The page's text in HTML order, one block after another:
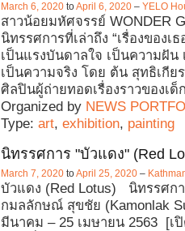
March 6, 2020 toApril 6, 2020 – YELO
สาวน้อยมหัศจรรย์ WONDER
นิทรรศการที่เล่าถึง “เรื่องของเ
เป็นแรงบันดาลใจ เป็นความฝัน
เป็นความจริง โดย ต้น สุทธิเกีย
ศิลปินผู้ถ่ายทอดเรื่องราวของเด็
Organized by NEWS
Type: art, exhibition, painting
นิทรรศการ "บัวแดง" (Red
March 7, 2020 toApril 25, 2020 –
บัวแดง (Red Lotus) นิทรรศก
กมลลักษณ์ สุขชัย (Kamonlak
มีนาคม – 25 เมษายน 2563 [เ